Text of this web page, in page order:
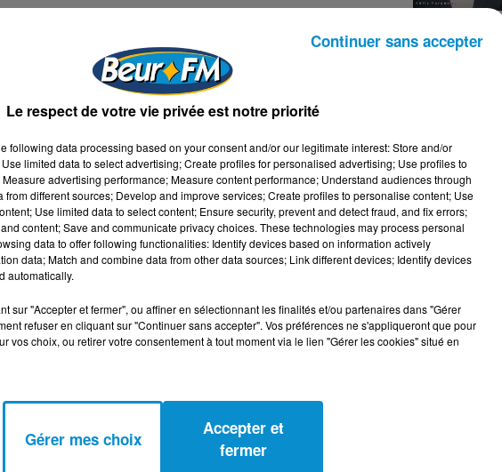
D’OLIVE DANS LES OREILLES ! (DR
Le respect de votre vie privée est notre priorité
following data processing based on your consent and/or our legitimate interest: Store and/or
limited data to select advertising; Create profiles for personalised advertising; Use profiles to
advertising performance; Measure content performance; Understand audiences through
from different sources; Develop and improve services; Create profiles to personalise content; Use
Use limited data to select content; Ensure security, prevent and detect fraud, and fix errors;
content; Save and communicate privacy choices. These technologies may process personal
data to offer following functionalities: Identify devices based on information actively
data; Match and combine data from other data sources; Link different devices; Identify devices
automatically.
sur "Accepter et fermer", ou affiner en sélectionnant les finalités et/ou partenaires dans "Gérer
refuser en cliquant sur "Continuer sans accepter". Vos préférences ne s'appliqueront que pour
vos choix, ou retirer votre consentement à tout moment via le lien "Gérer les cookies" situé en
Gérer mes choix
Accepter et
fermer
Continuer sans accepter